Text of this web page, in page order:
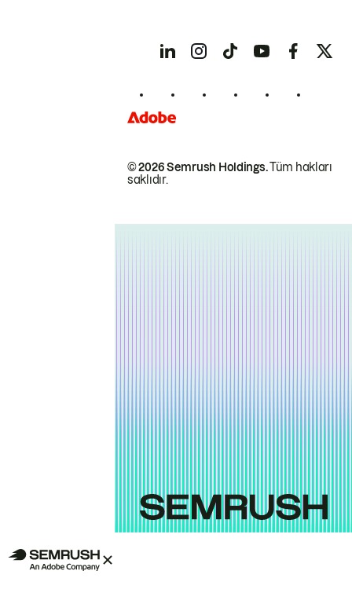
© 2026 Semrush Holdings.Tüm hakları
saklıdır.